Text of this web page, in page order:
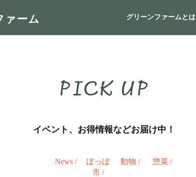
ァーム グリーンファームとは
PICK UP
イベント、お得情報などお届け中！
News /
ぽっぽ
市 /
動物 / 惣菜 /